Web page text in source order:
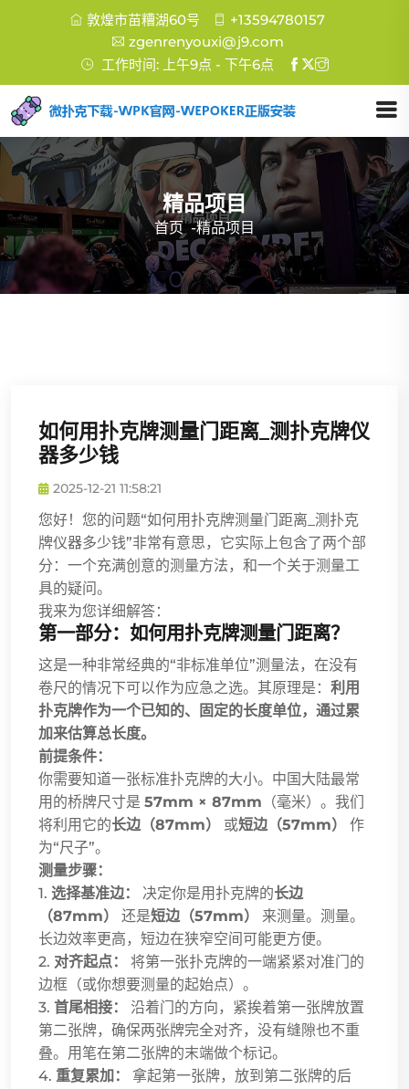
敦煌市苗糟湖60号
+13594780157
zgenrenyouxi@j9.com
工作时间: 上午9点 - 下午6点
精品项目
首页 -精品项目
如何用扑克牌测量门距离_测扑克牌仪
器多少钱
2025-12-21 11:58:21
您好！您的问题“如何用扑克牌测量门距离_测扑克
牌仪器多少钱”非常有意思，它实际上包含了两个部
分：一个充满创意的测量方法，和一个关于测量工
具的疑问。
我来为您详细解答：
第一部分：如何用扑克牌测量门距离？
这是一种非常经典的“非标准单位”测量法，在没有
卷尺的情况下可以作为应急之选。其原理是： 利用
扑克牌作为一个已知的、固定的长度单位，通过累
加来估算总长度。
前提条件：
你需要知道一张标准扑克牌的大小。中国大陆最常
用的桥牌尺寸是 57mm × 87mm （毫米）。我们
将利用它的长边（87mm） 或短边（57mm）
作
为“尺子”。
测量步骤：
1. 选择基准边： 决定你是用扑克牌的长边
（87mm）
还是短边（57mm）
来测量。测量。
长边效率更高，短边在狭窄空间可能更方便。
2. 对齐起点：
将第一张扑克牌的一端紧紧对准门的
边框（或你想要测量的起始点）。
3. 首尾相接：
沿着门的方向，紧挨着第一张牌放置
第二张牌，确保两张牌完全对齐，没有缝隙也不重
叠。用笔在第二张牌的末端做个标记。
4. 重复累加：
拿起第一张牌，放到第二张牌的后